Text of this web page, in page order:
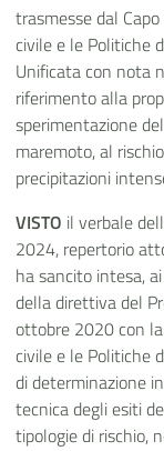
trasmesse dal
civile e le Politiche
Unificata con nota
riferimento alla
sperimentazione
maremoto, al
precipitazioni
VISTO il verbale
2024, repertorio
ha sancito intesa,
della direttiva del
ottobre 2020 con
civile e le Politiche
di determinazione
tecnica degli esiti
tipologie di rischio,